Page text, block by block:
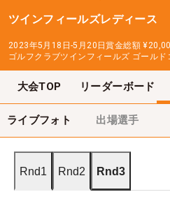
ツインフィールズレディース
2023年5月18日-5月20日賞金総額
ゴルフクラブツインフィールズ ゴールド
大会TOP リーダーボード
ライブフォト 出場選手
Rnd1 Rnd2 Rnd3